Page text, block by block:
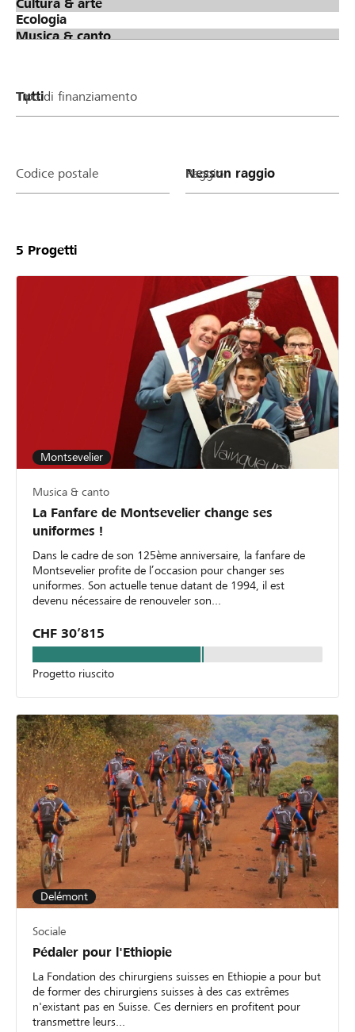
Tipo di finanziamento
Codice postale Raggio
5 Progetti
Montsevelier
Musica & canto
La Fanfare de Montsevelier change ses
uniformes !
Dans le cadre de son 125ème anniversaire, la fanfare de
Montsevelier profite de l’occasion pour changer ses
uniformes. Son actuelle tenue datant de 1994, il est
devenu nécessaire de renouveler son...
CHF 30’815
Progetto riuscito
Delémont
Sociale
Pédaler pour l'Ethiopie
La Fondation des chirurgiens suisses en Ethiopie a pour but
de former des chirurgiens suisses à des cas extrêmes
n'existant pas en Suisse. Ces derniers en profitent pour
transmettre leurs...